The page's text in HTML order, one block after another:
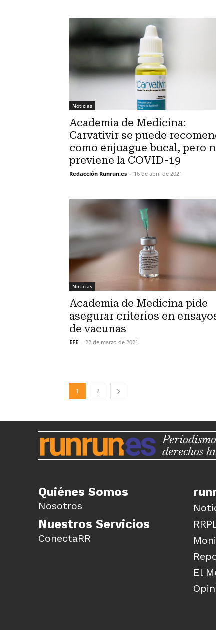
Noticias
Academia de Medicina:
Carvativir se puede
como enjuague bucal, pero
previene la COVID-19
Redacción Runrun.es - 16 de abril de 2021
Noticias
Academia de Medicina pide
asegurar criterios en
de vacunas
EFE - 22 de marzo de 2021
1 2
derechos
Quiénes Somos
Nosotros
Nuestros Servicios
ConectaRR
El